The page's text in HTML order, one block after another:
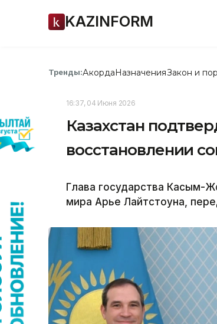
KAZINFORM
Тренды:АкордаНазначенияЗакон и
16:37, 04 Июня 2026
Казахстан
восстановлении
Глава государства Касым-
мира Арье Лайтстоуна,